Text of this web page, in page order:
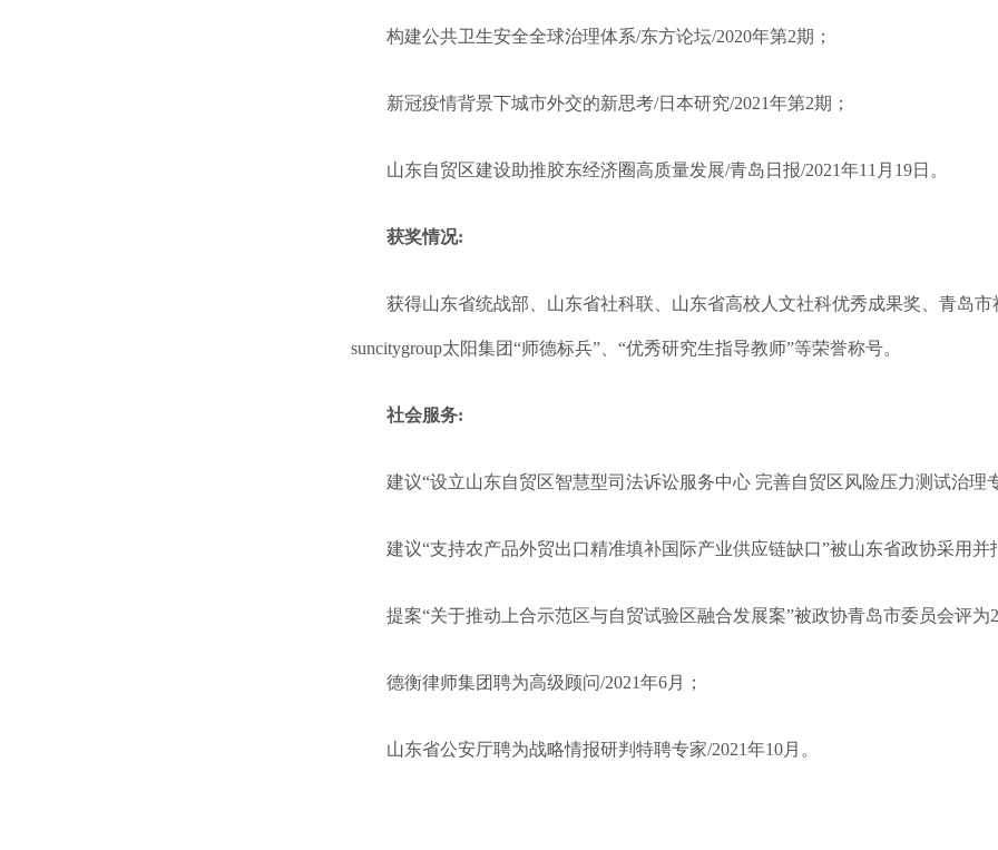
构建公共卫生安全全球治理体系/东方论坛/2020年第2期；
新冠疫情背景下城市外交的新思考/日本研究/2021年第2期；
山东自贸区建设助推胶东经济圈高质量发展/青岛日报/2021年11月19日。
获奖情况:
获得山东省统战部、山东省社科联、山东省高校人文社科优秀成果奖、青岛
suncitygroup太阳集团“师德标兵”、“优秀研究生指导教师”等荣誉称号。
社会服务:
建议“设立山东自贸区智慧型司法诉讼服务中心 完善自贸区风险压力测试治理
建议“支持农产品外贸出口精准填补国际产业供应链缺口”被山东省政协采用并
提案“关于推动上合示范区与自贸试验区融合发展案”被政协青岛市委员会评为
德衡律师集团聘为高级顾问/2021年6月；
山东省公安厅聘为战略情报研判特聘专家/2021年10月。